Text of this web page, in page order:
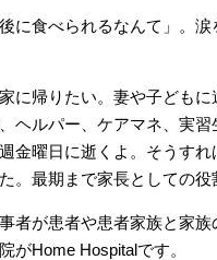
後に食べられるなんて」。
家に帰りたい。妻や子ども
ヘルパー、ケアマネ、実
金曜日に逝くよ。そうす
。最期まで家長としての役
者が患者や患者家族と家
がHome Hospitalです。